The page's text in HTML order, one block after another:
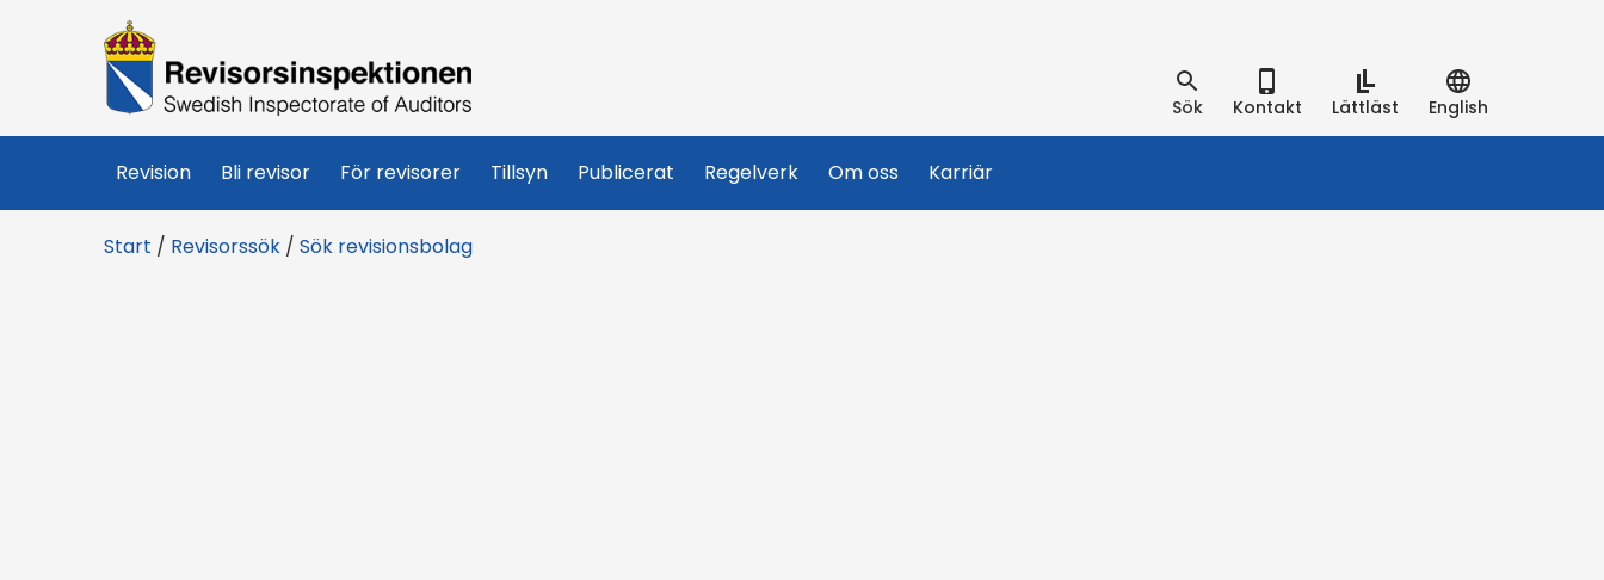
R
e
v
i
Sök Kontakt Lättläst English
Revision Bli revisor För revisorer Tillsyn Publicerat Regelverk Om oss Karriär
Start / Revisorssök / Sök revisionsbolag